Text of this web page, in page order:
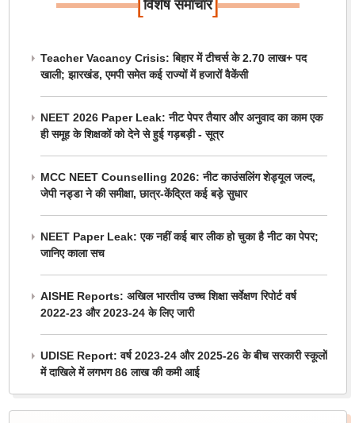
विशेष समाचार
Teacher Vacancy Crisis: बिहार में टीचर्स के 2.70 लाख+ पद
खाली; झारखंड, एमपी समेत कई राज्यों में हजारों वैकेंसी
NEET 2026 Paper Leak: नीट पेपर तैयार और अनुवाद का काम एक
ही समूह के शिक्षकों को देने से हुई गड़बड़ी - सूत्र
MCC NEET Counselling 2026: नीट काउंसलिंग शेड्यूल जल्द,
जेपी नड्डा ने की समीक्षा, छात्र-केंद्रित कई बड़े सुधार
NEET Paper Leak: एक नहीं कई बार लीक हो चुका है नीट का पेपर;
जानिए काला सच
AISHE Reports: अखिल भारतीय उच्च शिक्षा सर्वेक्षण रिपोर्ट वर्ष
2022-23 और 2023-24 के लिए जारी
UDISE Report: वर्ष 2023-24 और 2025-26 के बीच सरकारी स्कूलों
में दाखिले में लगभग 86 लाख की कमी आई